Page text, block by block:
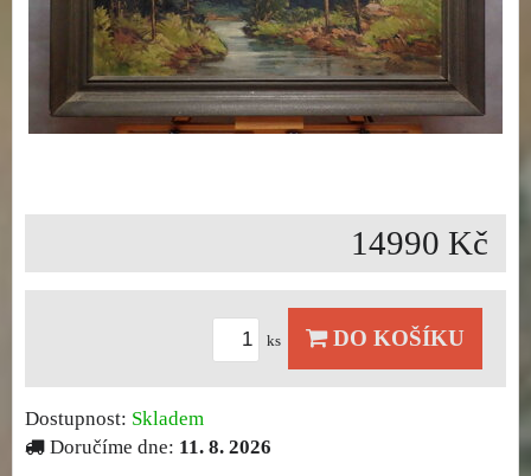
14990 Kč
ks DO KOŠÍKU
Dostupnost: Skladem
Doručíme dne: 11. 8. 2026